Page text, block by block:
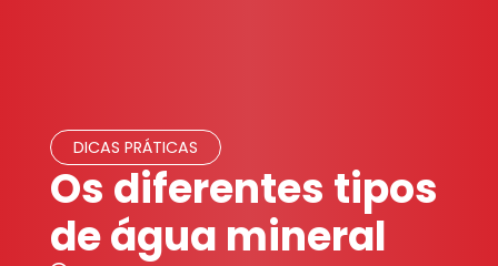
DICAS PRÁTICAS
Os diferentes tipos
de água mineral